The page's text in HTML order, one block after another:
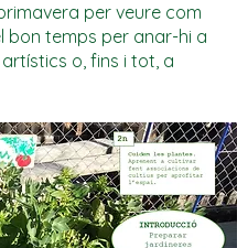
per veure com
bon temps per anar-hi a
o, fins i tot, a